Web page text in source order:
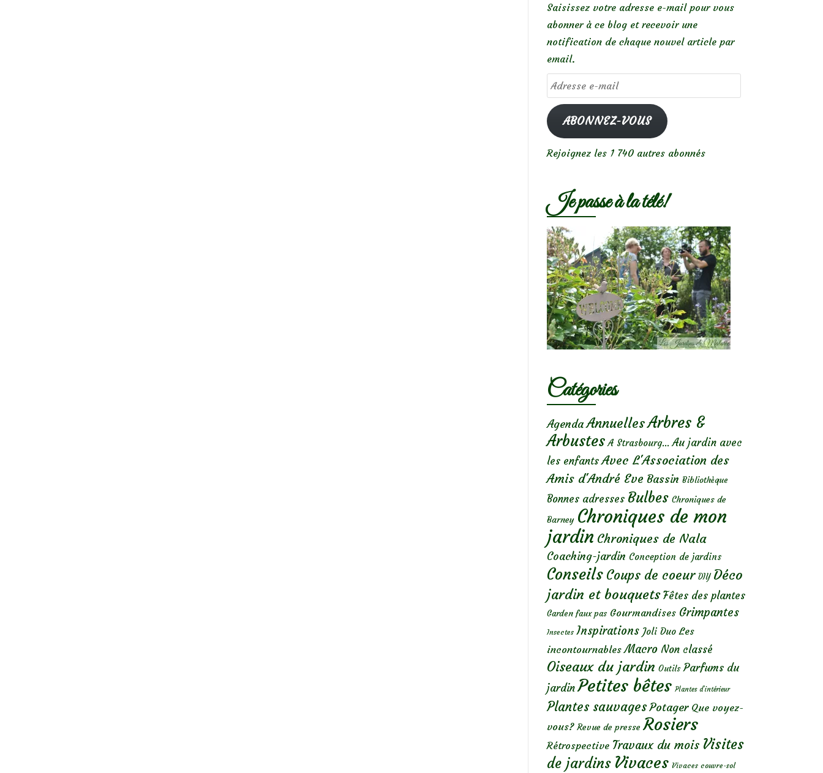
Saisissez votre adresse e-mail pour vous
abonner à ce blog et recevoir une
notification de chaque nouvel article par
email.
Adresse
e-
mailABONNEZ-VOUS
Rejoignez les 1 740 autres abonnés
Je passe à la télé!
Catégories
Agenda AnnuellesArbres &
Arbustes A Strasbourg... Au jardin avec
les enfants Avec L'Association des
Amis d'André Eve Bassin Bibliothèque
Bonnes adresses Bulbes Chroniques de
Barney Chroniques de mon
jardin Chroniques de Nala
Coaching-jardin Conception de jardins
Conseils Coups de coeur DIY Déco
jardin et bouquets Fêtes des plantes
Garden faux pas Gourmandises Grimpantes
Insectes Inspirations Joli Duo Les
incontournables Macro Non classé
Oiseaux du jardin Outils Parfums du
jardin Petites bêtes Plantes d’intérieur
Plantes sauvages Potager Que voyez-
vous? Revue de presse Rosiers
Rétrospective Travaux du mois Visites
de jardins Vivaces Vivaces couvre-sol